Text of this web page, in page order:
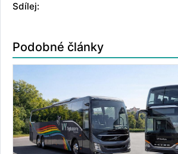
Sdílej:
Podobné články